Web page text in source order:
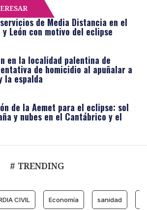
de Media Distancia en el
León con motivo del eclipse
en la localidad palentina de
de homicidio al apuñalar a
la espalda
de la Aemet para el eclipse: sol
y nubes en el Cantábrico y el
# TRENDING
CIVIL Economía sanidad